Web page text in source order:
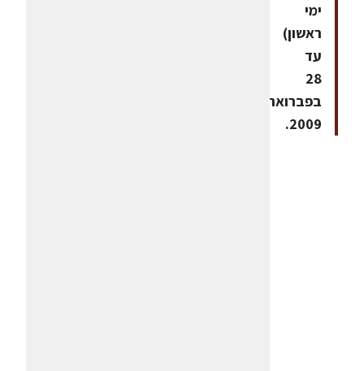
ימי
ראשון)
עד
28
בפברואר
2009.